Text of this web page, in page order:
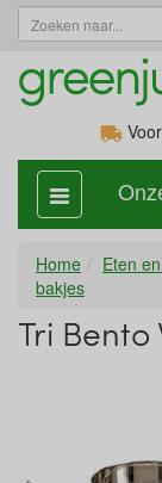
categorie
aan,
Home Eten
bakjes
Tri Bento